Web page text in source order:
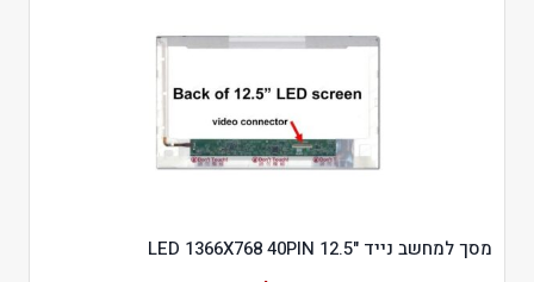
מסך למחשב נייד "12.5 LED 1366X768 40PIN